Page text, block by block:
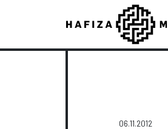
06.11.2012